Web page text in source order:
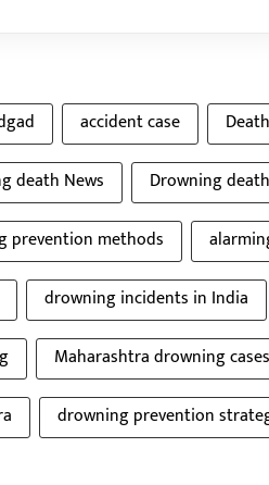
accident case
death News Drowning death
prevention methods
drowning incidents in India
Maharashtra drowning cases
drowning prevention